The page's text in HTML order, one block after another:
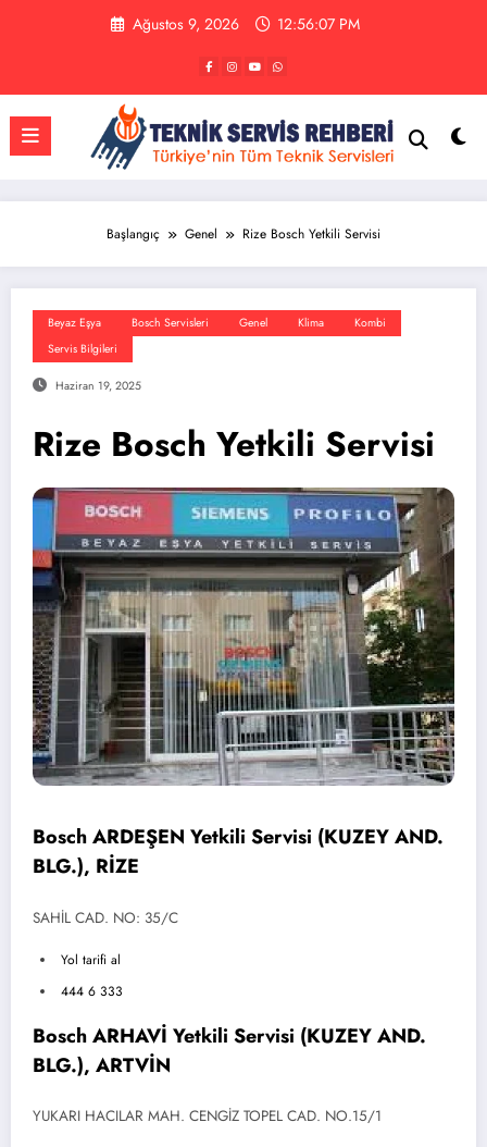
Ağustos 9, 2026 12:56:07 PM
Başlangıç Genel Rize Bosch Yetkili Servisi
Beyaz Eşya Bosch Servisleri Genel Klima
Kombi
Servis Bilgileri
Haziran 19, 2025
Rize Bosch Yetkili Servisi
Bosch ARDEŞEN Yetkili Servisi (KUZEY AND.
BLG.), RİZE
SAHİL CAD. NO: 35/C
Yol tarifi al
444 6 333
Bosch ARHAVİ Yetkili Servisi (KUZEY AND.
BLG.), ARTVİN
YUKARI HACILAR MAH. CENGİZ TOPEL CAD. NO.15/1